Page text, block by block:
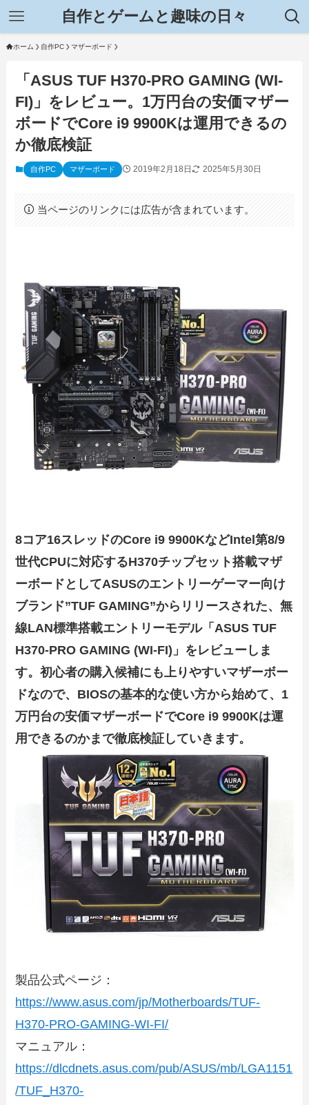
自作とゲームと趣味の日々
ホーム 自作PC マザーボード
「ASUS TUF H370-PRO GAMING (WI-
FI)」をレビュー。1万円台の安価マザー
ボードでCore i9 9900Kは運用できるの
か徹底検証
自作PC マザーボード 2019年2月18日 2025年5月30日
当ページのリンクには広告が含まれています。
8コア16スレッドのCore i9 9900KなどIntel第8/9
世代CPUに対応するH370チップセット搭載マザ
ーボードとしてASUSのエントリーゲーマー向け
ブランド”TUF GAMING”からリリースされた、無
線LAN標準搭載エントリーモデル「ASUS TUF
H370-PRO GAMING (WI-FI)」をレビューしま
す。初心者の購入候補にも上りやすいマザーボー
ドなので、BIOSの基本的な使い方から始めて、1
万円台の安価マザーボードでCore i9 9900Kは運
用できるのかまで徹底検証していきます。
製品公式ページ：
https://www.asus.com/jp/Motherboards/TUF-
H370-PRO-GAMING-WI-FI/
マニュアル：
https://dlcdnets.asus.com/pub/ASUS/mb/LGA1151
/TUF_H370-